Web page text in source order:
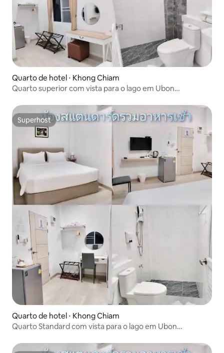
Quarto de hotel ⋅ Khong Chiam
Quarto superior com vista para o lago em Ubon
Superhost
Superhost
Quarto de hotel ⋅ Khong Chiam
Quarto Standard com vista para o lago em Ubon